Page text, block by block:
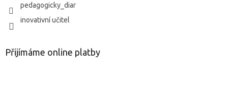
pedagogicky_diar
inovativní učitel
Přijímáme online platby